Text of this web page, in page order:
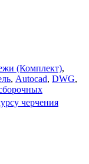
черчения
(Комплект),
, Autocad, DWG,